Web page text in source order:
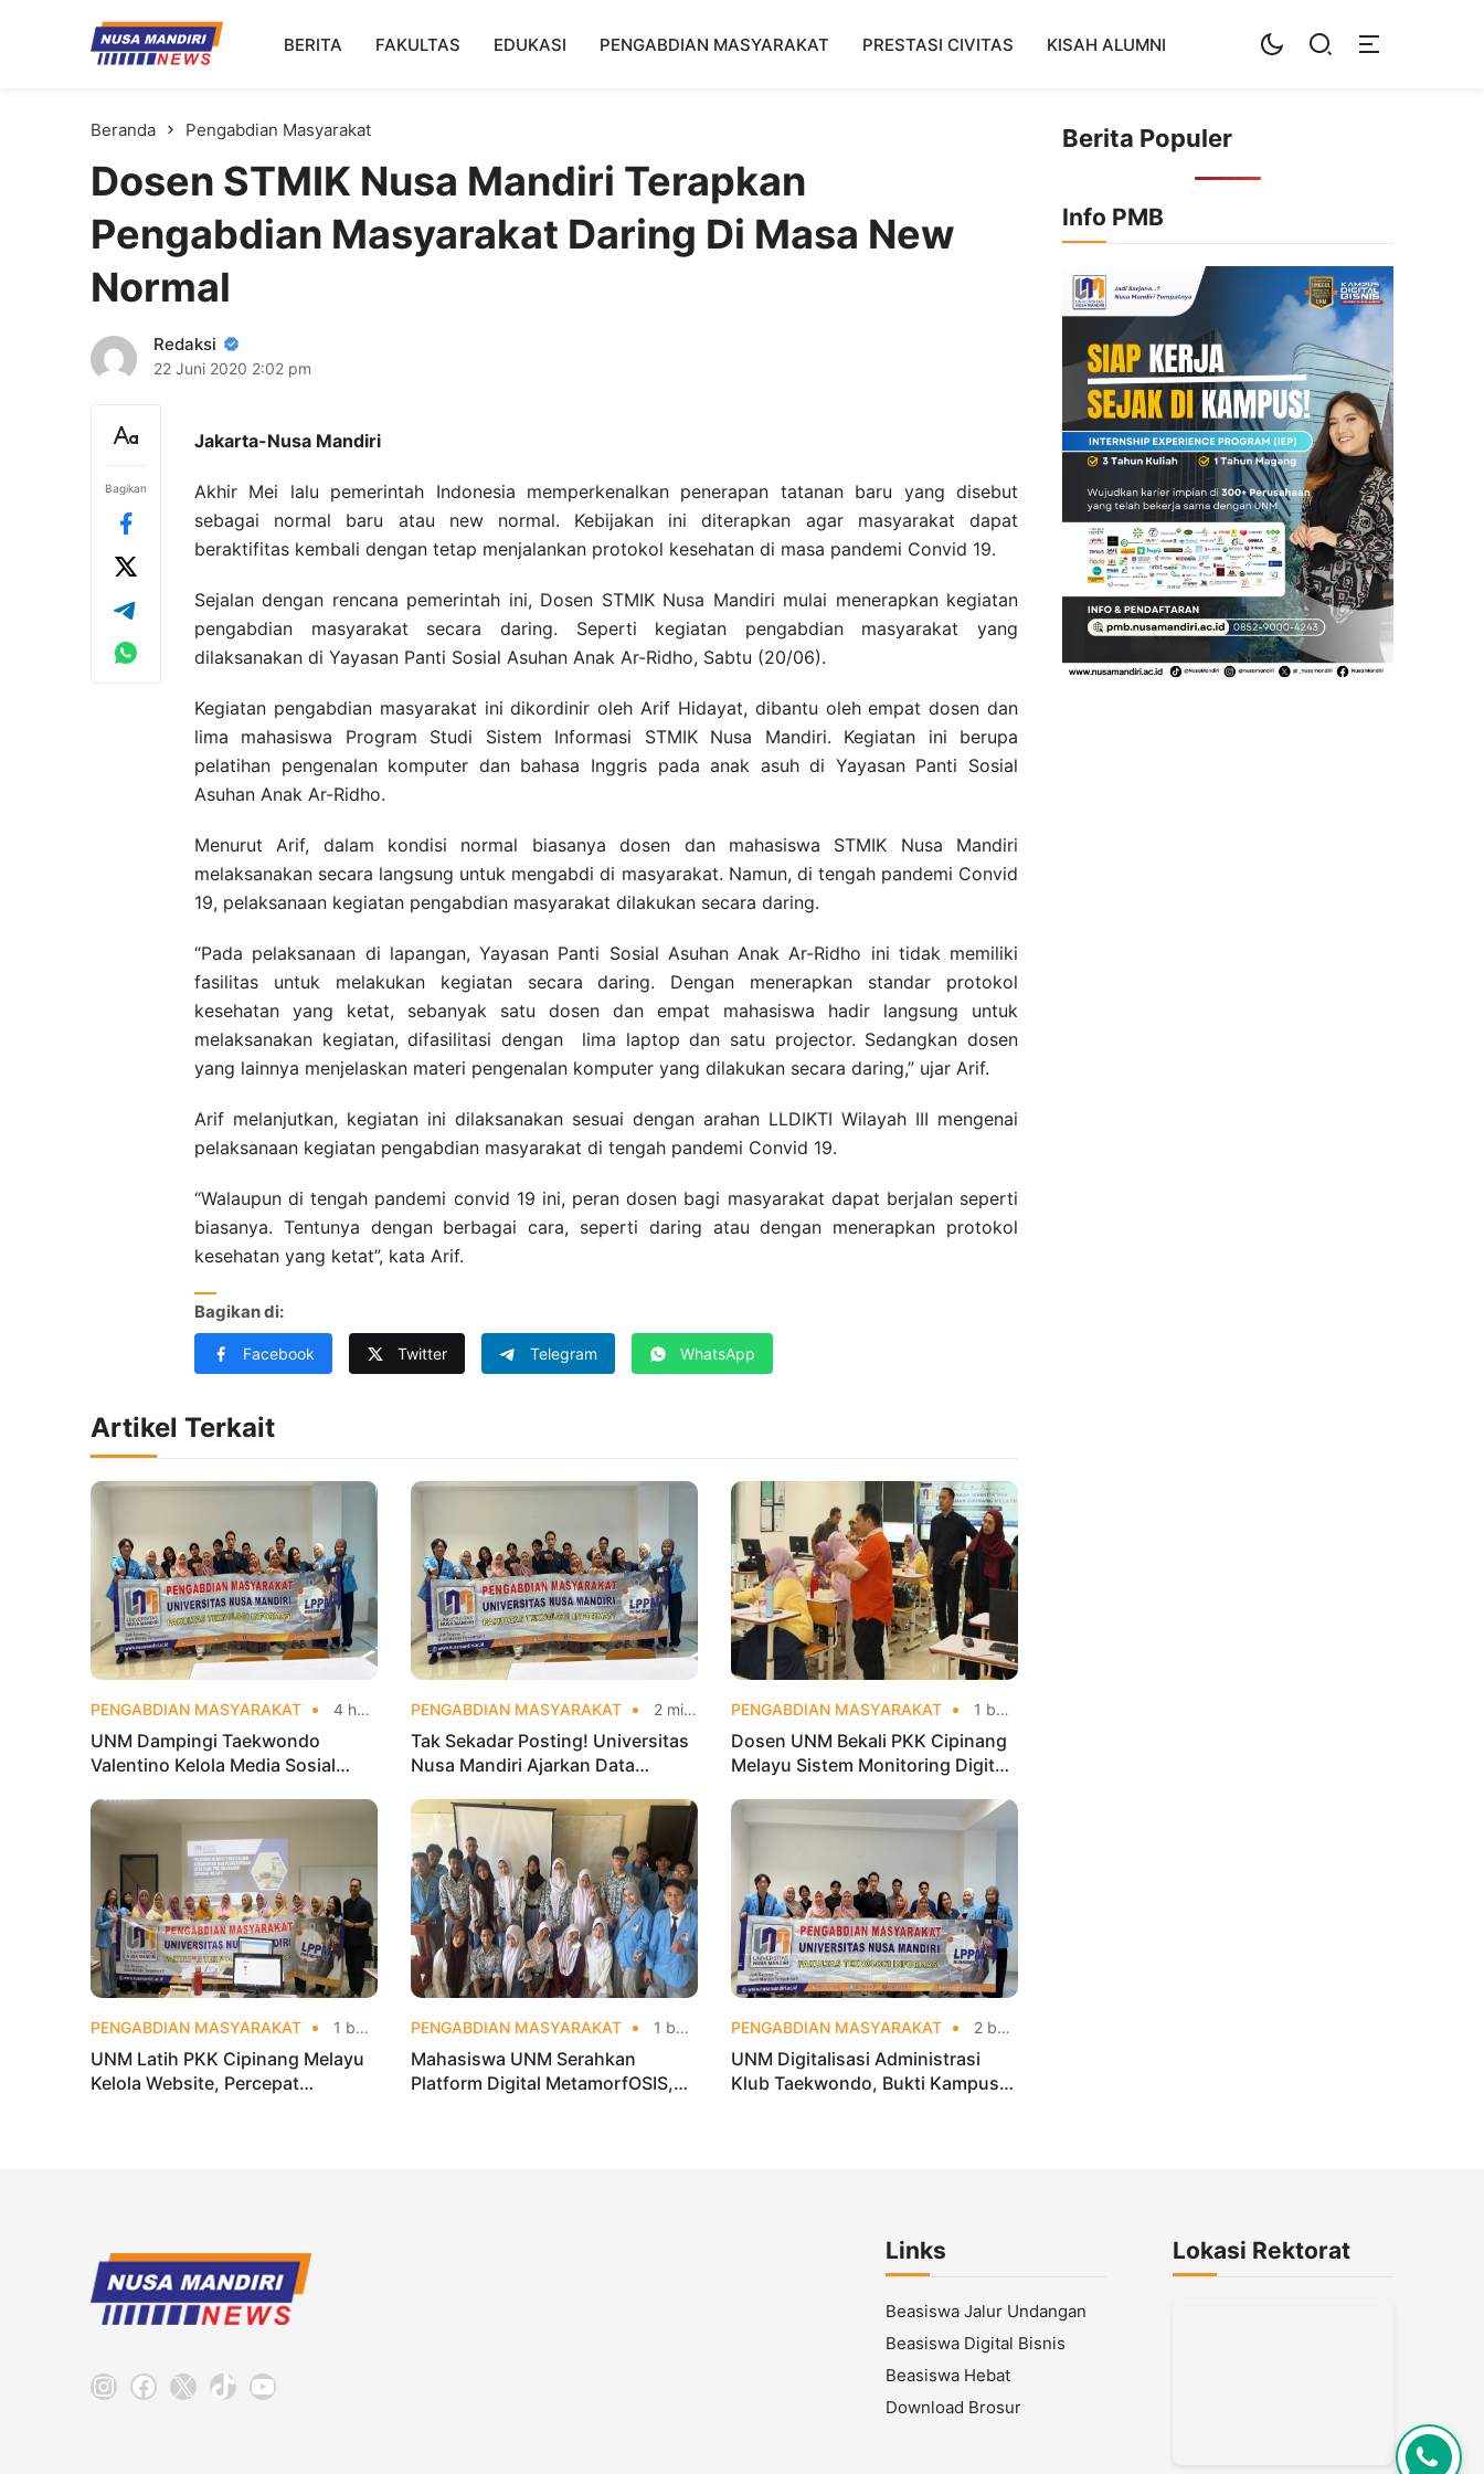
Kampus Digital Bisnis
Universitas Nusa Mandiri
BERITA FAKULTAS EDUKASI PENGABDIAN MASYARAKAT PRESTASI CIVITAS KISAH ALUMNI
Beranda Pengabdian Masyarakat
Dosen STMIK Nusa Mandiri Terapkan
Pengabdian Masyarakat Daring Di Masa New
Normal
Redaksi
22 Juni 2020 2:02 pm
Bagikan
Jakarta-Nusa Mandiri
Akhir Mei lalu pemerintah Indonesia memperkenalkan penerapan tatanan baru yang disebut
sebagai normal baru atau new normal. Kebijakan ini diterapkan agar masyarakat dapat
beraktifitas kembali dengan tetap menjalankan protokol kesehatan di masa pandemi Convid 19.
Sejalan dengan rencana pemerintah ini, Dosen STMIK Nusa Mandiri mulai menerapkan kegiatan
pengabdian masyarakat secara daring. Seperti kegiatan pengabdian masyarakat yang
dilaksanakan di Yayasan Panti Sosial Asuhan Anak Ar-Ridho, Sabtu (20/06).
Kegiatan pengabdian masyarakat ini dikordinir oleh Arif Hidayat, dibantu oleh empat dosen dan
lima mahasiswa Program Studi Sistem Informasi STMIK Nusa Mandiri. Kegiatan ini berupa
pelatihan pengenalan komputer dan bahasa Inggris pada anak asuh di Yayasan Panti Sosial
Asuhan Anak Ar-Ridho.
Menurut Arif, dalam kondisi normal biasanya dosen dan mahasiswa STMIK Nusa Mandiri
melaksanakan secara langsung untuk mengabdi di masyarakat. Namun, di tengah pandemi Convid
19, pelaksanaan kegiatan pengabdian masyarakat dilakukan secara daring.
“Pada pelaksanaan di lapangan, Yayasan Panti Sosial Asuhan Anak Ar-Ridho ini tidak memiliki
fasilitas untuk melakukan kegiatan secara daring. Dengan menerapkan standar protokol
kesehatan yang ketat, sebanyak satu dosen dan empat mahasiswa hadir langsung untuk
melaksanakan kegiatan, difasilitasi dengan lima laptop dan satu projector. Sedangkan dosen
yang lainnya menjelaskan materi pengenalan komputer yang dilakukan secara daring,” ujar Arif.
Arif melanjutkan, kegiatan ini dilaksanakan sesuai dengan arahan LLDIKTI Wilayah III mengenai
pelaksanaan kegiatan pengabdian masyarakat di tengah pandemi Convid 19.
“Walaupun di tengah pandemi convid 19 ini, peran dosen bagi masyarakat dapat berjalan seperti
biasanya. Tentunya dengan berbagai cara, seperti daring atau dengan menerapkan protokol
kesehatan yang ketat”, kata Arif.
Bagikan di:
Facebook Twitter Telegram WhatsApp
Artikel Terkait
PENGABDIAN MASYARAKAT 4 hari yang lalu
UNM Dampingi Taekwondo
Valentino Kelola Media Sosial
PENGABDIAN MASYARAKAT 2 minggu yang lalu
Tak Sekadar Posting! Universitas
Nusa Mandiri Ajarkan Data
Olahraga Makin Viral
PENGABDIAN MASYARAKAT 1 bulan yang lalu
Dosen UNM Bekali PKK Cipinang
Melayu Sistem Monitoring Digital
Berbasis Data
PENGABDIAN MASYARAKAT 1 bulan yang lalu
UNM Latih PKK Cipinang Melayu
Kelola Website, Percepat
PENGABDIAN MASYARAKAT 1 bulan yang lalu
Mahasiswa UNM Serahkan
Platform Digital MetamorfOSIS,
PENGABDIAN MASYARAKAT 2 bulan yang lalu
UNM Digitalisasi Administrasi
Klub Taekwondo, Bukti Kampus
Berita Populer
Info PMB
Instagram
Facebook
X TikTokYouTube
Links
Beasiswa Jalur Undangan
Beasiswa Digital Bisnis
Beasiswa Hebat
Download Brosur
Lokasi Rektorat